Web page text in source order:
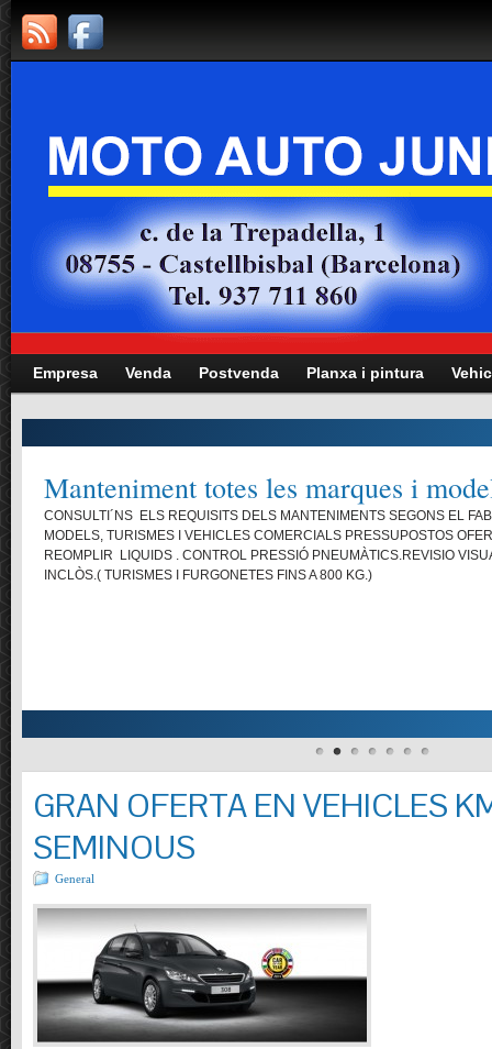
Empresa Venda Postvenda Planxa i pintura
Manteniment totes les marques i
CONSULTI´NS ELS REQUISITS DELS MANTENIMENTS SEGONS EL
MODELS, TURISMES I VEHICLES COMERCIALS PRESSUPOSTOS
REOMPLIR LIQUIDS . CONTROL PRESSIÓ PNEUMÀTICS.REVISIO
INCLÒS.( TURISMES I FURGONETES FINS A 800 KG.)
GRAN OFERTA EN VEHICLES
SEMINOUS
General